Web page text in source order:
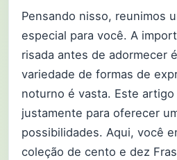
Pensando nisso, reunimos
especial para você. A
risada antes de adormecer
variedade de formas de
noturno é vasta. Este
justamente para oferecer
possibilidades. Aqui, você
coleção de cento e dez